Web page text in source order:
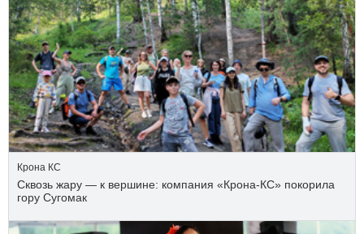
Крона КС
Сквозь жару — к вершине: компания «Крона‑КС» покорила
гору Сугомак